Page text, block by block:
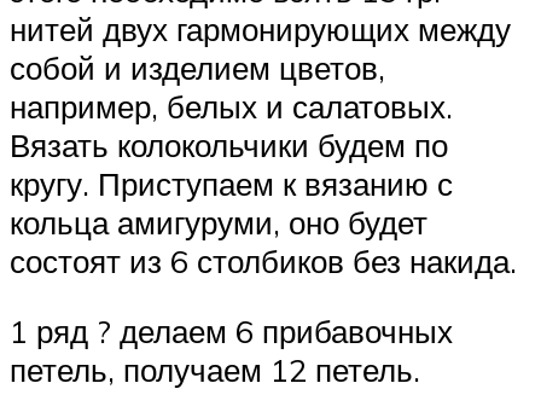
нитей двух гармонирующих между
собой и изделием цветов,
например, белых и салатовых.
Вязать колокольчики будем по
кругу. Приступаем к вязанию с
кольца амигуруми, оно будет
состоят из 6 столбиков без накида.
1 ряд ? делаем 6 прибавочных
петель, получаем 12 петель.